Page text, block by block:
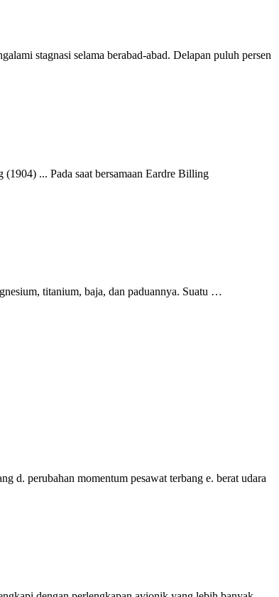
stagnasi selama berabad-abad. Delapan puluh persen
... Pada saat bersamaan Eardre Billing
titanium, baja, dan paduannya. Suatu …
d. perubahan momentum pesawat terbang e. berat udara